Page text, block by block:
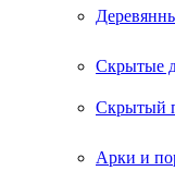
Скрытые
Скрытый
Арки и